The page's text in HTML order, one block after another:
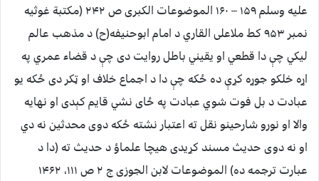
علیه وسلم ۱۵۹ – ۱۶۰ الموضوعات الکبری ص ۲۴۲ (مکتبة غوثیه
نمبر ۹۵۳ کط ملاعلی القاري د امام ابوحنیفه(ح) د مذهب عالم
لیکي چې دا قطعي او یقیني باطل روایت دی چې د قضاء عمري په
اړه خلکو جوړه کړې ده ځکه چې دا د اجماع خلاف او ټکر دی ځکه یو
عبادت د بل فوت شوي عبادت په ځای نشي قایم کېدی او نهایه
والا او نورو شارحینو نقل ته اعتبار نشته ځکه دوی محدثین نه دي
او نه دوی حدیث مسند کړیدی هیچا علماؤ د حدیث ته (دا د
عبارت ترجمه ده) الموضوعات لابن الجوزی ج ۲ ص ۱۱۱، ۱۴۶۲